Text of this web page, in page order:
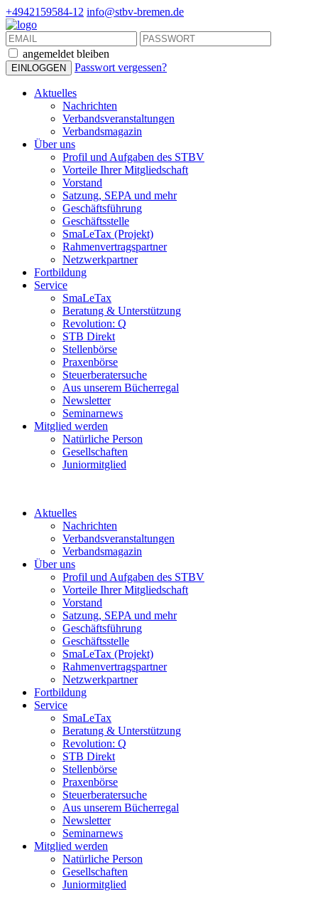
+4942159584-12 info@stbv-bremen.de
angemeldet bleiben
Passwort vergessen?
Aktuelles
Nachrichten
Verbandsveranstaltungen
Verbandsmagazin
Über uns
Profil und Aufgaben des STBV
Vorteile Ihrer Mitgliedschaft
Vorstand
Satzung, SEPA und mehr
Geschäftsführung
Geschäftsstelle
SmaLeTax (Projekt)
Rahmenvertragspartner
Netzwerkpartner
Fortbildung
Service
SmaLeTax
Beratung & Unterstützung
Revolution: Q
STB Direkt
Stellenbörse
Praxenbörse
Steuerberatersuche
Aus unserem Bücherregal
Newsletter
Seminarnews
Mitglied werden
Natürliche Person
Gesellschaften
Juniormitglied
Aktuelles
Nachrichten
Verbandsveranstaltungen
Verbandsmagazin
Über uns
Profil und Aufgaben des STBV
Vorteile Ihrer Mitgliedschaft
Vorstand
Satzung, SEPA und mehr
Geschäftsführung
Geschäftsstelle
SmaLeTax (Projekt)
Rahmenvertragspartner
Netzwerkpartner
Fortbildung
Service
SmaLeTax
Beratung & Unterstützung
Revolution: Q
STB Direkt
Stellenbörse
Praxenbörse
Steuerberatersuche
Aus unserem Bücherregal
Newsletter
Seminarnews
Mitglied werden
Natürliche Person
Gesellschaften
Juniormitglied